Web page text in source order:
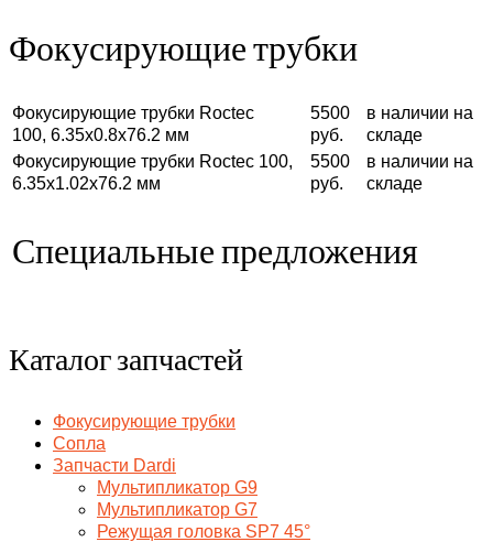
Фокусирующие трубки
Фокусирующие трубки Roctec
100, 6.35х0.8х76.2 мм
5500
руб.
в наличии на
складе
Фокусирующие трубки Roctec 100,
6.35х1.02х76.2 мм
5500
руб.
в наличии на
складе
Специальные предложения
Каталог запчастей
Фокусирующие трубки
Сопла
Запчасти Dardi
Мультипликатор G9
Мультипликатор G7
Режущая головка SP7 45°